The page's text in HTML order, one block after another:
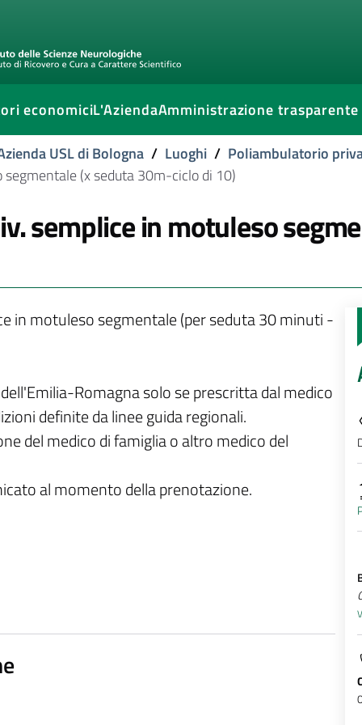
economiciL'AziendaAmministrazione trasparente
USL di Bologna / Luoghi / Poliambulatorio
(x seduta 30m-ciclo di 10)
semplice in motuleso
in motuleso segmentale (per seduta 30 minuti -
Romagna solo se prescritta dal medico
definite da linee guida regionali.
del medico di famiglia o altro medico del
al momento della prenotazione.